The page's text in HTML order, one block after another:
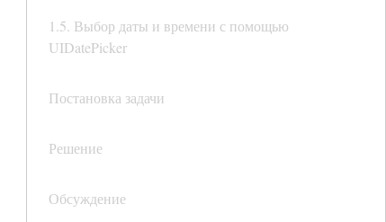
1.5. Выбор даты и времени с помощью
UIDatePicker
Постановка задачи
Решение
Обсуждение